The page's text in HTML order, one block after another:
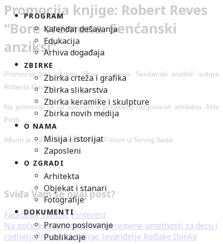
PROGRAM
Kalendar dešavanja
Edukacija
Arhiva događaja
ZBIRKE
Zbirka crteža i grafika
Zbirka slikarstva
Zbirka keramike i skulpture
Zbirka novih medija
O NAMA
Misija i istorijat
Zaposleni
O ZGRADI
Arhitekta
Objekat i stanari
Fotografije
DOKUMENTI
Pravno poslovanje
Publikacije
Promocija knjige: Robert Reves
“Bore vremena. Senćanski
anziksi”
Promocija foto albuma “Bore vremena. Senćanski anziksi” autora
Roberta Revesa.
Na promociji će sa autorom o publikaciji razgovarati arhitekta, Atila
Pešti.
Album je izdala izdavačka kuća Forum iz Novog Sada.
Sviđa Vam se ovaj post?
Facebook TwitterPinterest
Na početku: razumevanje savremene umetnosti za decu i
roditeljePromocija knjige: Jevanđelje Rođake Ilonke